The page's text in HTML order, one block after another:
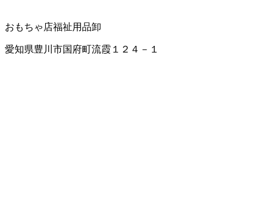
おもちゃ店福祉用品卸
愛知県豊川市国府町流霞１２４－１